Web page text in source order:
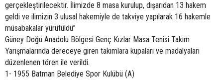
gerçekleştirilecektir. İlimizde 8 masa kurulup, dışarıdan 13 hakem
geldi ve ilimizin 3 ulusal hakemiyle de takviye yapılarak 16 hakemle
müsabakalar yürütüldü”
Güney Doğu Anadolu Bölgesi Genç Kızlar Masa Tenisi Takım
Yarışmalarında dereceye giren takımlara kupaları ve madalyaları
düzenlenen tören ile verildi.
1- 1955 Batman Belediye Spor Kulübü (A)